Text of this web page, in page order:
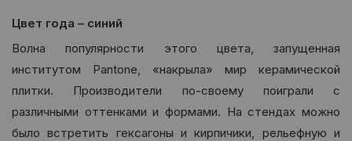
Цвет года – синий
Волна популярности этого цвета, запущенная
институтом Pantone, «накрыла» мир керамической
плитки. Производители по-своему поиграли с
различными оттенками и формами. На стендах можно
было встретить гексагоны и кирпичики, рельефную и